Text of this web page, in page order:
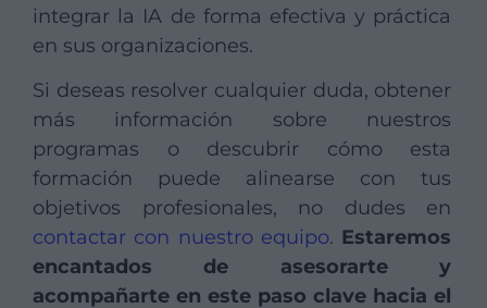
integrar la IA de forma efectiva y práctica
en sus organizaciones.
Si deseas resolver cualquier duda, obtener
más información sobre nuestros
programas o descubrir cómo esta
formación puede alinearse con tus
objetivos profesionales, no dudes en
contactar con nuestro equipo. Estaremos
encantados de asesorarte y
acompañarte en este paso clave hacia el